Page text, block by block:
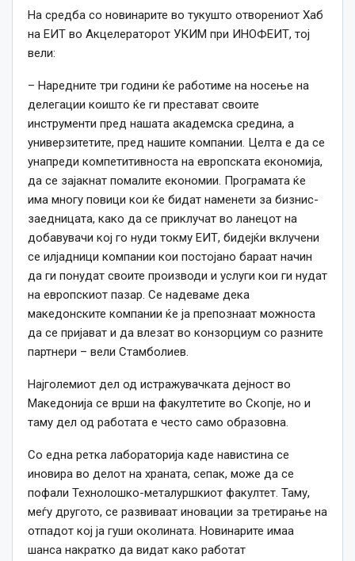
На средба со новинарите во тукушто отворениот Хаб
на ЕИТ во Акцелераторот УКИМ при ИНОФЕИТ, тој
вели:
– Наредните три години ќе работиме на носење на
делегации коишто ќе ги престават своите
инструменти пред нашата академска средина, а
универзитетите, пред нашите компании. Целта е да се
унапреди компетитивноста на европската економија,
да се зајакнат помалите економии. Програмата ќе
има многу повици кои ќе бидат наменети за бизнис-
заедницата, како да се приклучат во ланецот на
добавувачи кој го нуди токму ЕИТ, бидејќи вклучени
се илјадници компании кои постојано бараат начин
да ги понудат своите производи и услуги кои ги нудат
на европскиот пазар. Се надеваме дека
македонските компании ќе ја препознаат можноста
да се пријават и да влезат во конзорциум со разните
партнери – вели Стамболиев.
Најголемиот дел од истражувачката дејност во
Македонија се врши на факултетите во Скопје, но и
таму дел од работата е често само образовна.
Со една ретка лабораторија каде навистина се
иновира во делот на храната, сепак, може да се
пофали Технолошко-металуршкиот факултет. Таму,
меѓу другото, се развиваат иновации за третирање на
отпадот кој ја гуши околината. Новинарите имаа
шанса накратко да видат како работат